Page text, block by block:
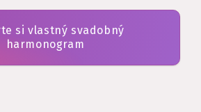
si vlastný svadobný
harmonogram